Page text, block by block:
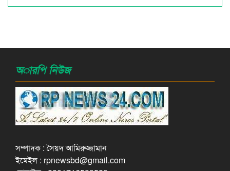
অারপি নিউজ
সম্পাদক : সৈয়দ আমিরুজ্জামান
ইমেইল : rpnewsbd@gmail.com